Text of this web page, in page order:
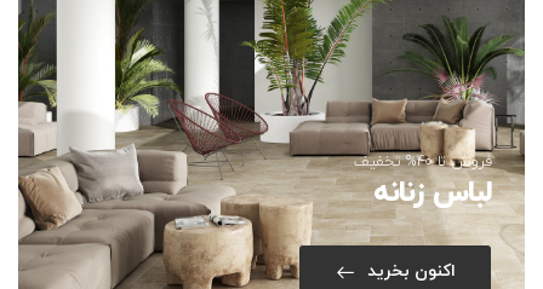
فروش تا 40% تخفیف
لباس زنانه
اکنون بخرید